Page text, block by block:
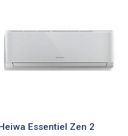
Essentiel Zen 2